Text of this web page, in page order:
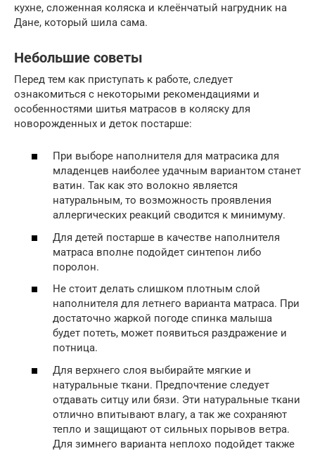
кухне, сложенная коляска и клеёнчатый нагрудник на
Дане, который шила сама.
Небольшие советы
Перед тем как приступать к работе, следует
ознакомиться с некоторыми рекомендациями и
особенностями шитья матрасов в коляску для
новорожденных и деток постарше:
При выборе наполнителя для матрасика для
младенцев наиболее удачным вариантом станет
ватин. Так как это волокно является
натуральным, то возможность проявления
аллергических реакций сводится к минимуму.
Для детей постарше в качестве наполнителя
матраса вполне подойдет синтепон либо
поролон.
Не стоит делать слишком плотным слой
наполнителя для летнего варианта матраса. При
достаточно жаркой погоде спинка малыша
будет потеть, может появиться раздражение и
потница.
Для верхнего слоя выбирайте мягкие и
натуральные ткани. Предпочтение следует
отдавать ситцу или бязи. Эти натуральные ткани
отлично впитывают влагу, а так же сохраняют
тепло и защищают от сильных порывов ветра.
Для зимнего варианта неплохо подойдет также